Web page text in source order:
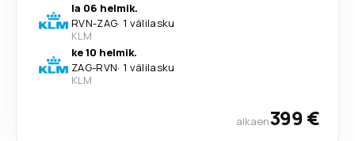
la 06 helmik.
RVN-ZAG· 1 välilasku
KLM
ke 10 helmik.
ZAG-RVN· 1 välilasku
KLM
alkaen399 €